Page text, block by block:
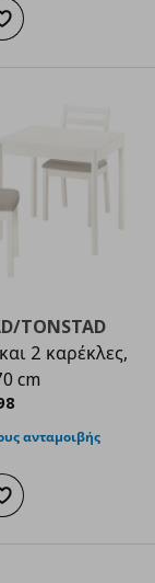
στο καλάθι
Προσθήκη στα
TONSTAD
2 καρέκλες,
cm
ανταμοιβής
στο καλάθι
Προσθήκη στα